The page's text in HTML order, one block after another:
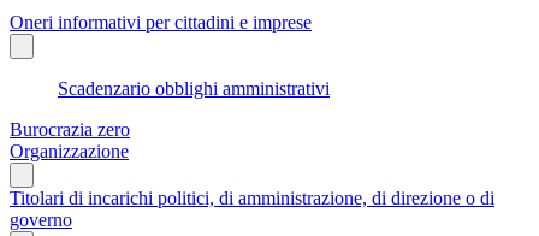
Oneri informativi per cittadini e imprese
Scadenzario obblighi amministrativi
Burocrazia zero
Organizzazione
Titolari di incarichi politici, di amministrazione, di direzione o di
governo